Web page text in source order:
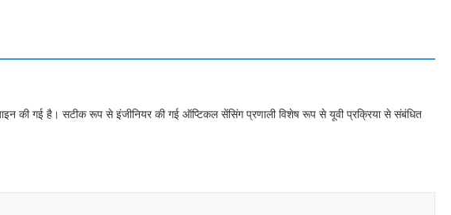
की गई है। सटीक रूप से इंजीनियर की गई ऑप्टिकल सेंसिंग प्रणाली विशेष रूप से यूवी प्रक्रिया से संबंधित